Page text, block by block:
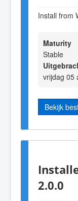
Install from
Maturity
Stable
vrijdag 05
Bekijk
2.0.0